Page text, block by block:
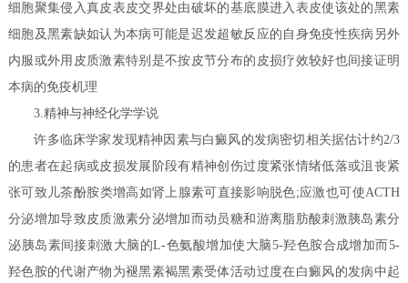
细胞聚集侵入真皮表皮交界处由破坏的基底膜进入表皮使该处的黑素
细胞及黑素缺如认为本病可能是迟发超敏反应的自身免疫性疾病另外
内服或外用皮质激素特别是不按皮节分布的皮损疗效较好也间接证明
本病的免疫机理
3.精神与神经化学学说
许多临床学家发现精神因素与白癜风的发病密切相关据估计约2/3
的患者在起病或皮损发展阶段有精神创伤过度紧张情绪低落或沮丧紧
张可致儿茶酚胺类增高如肾上腺素可直接影响脱色;应激也可使ACTH
分泌增加导致皮质激素分泌增加而动员糖和游离脂肪酸刺激胰岛素分
泌胰岛素间接刺激大脑的L-色氨酸增加使大脑5-羟色胺合成增加而5-
羟色胺的代谢产物为褪黑素褐黑素受体活动过度在白癜风的发病中起